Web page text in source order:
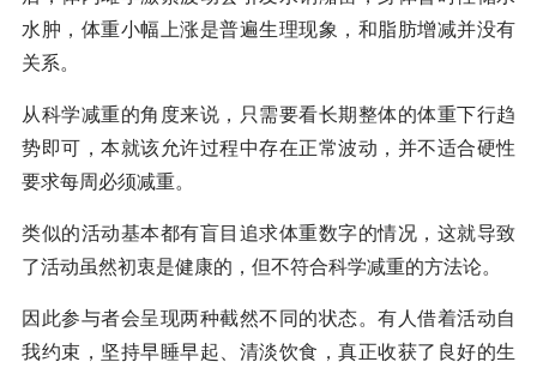
水肿，体重小幅上涨是普遍生理现象，和脂肪增减并没有
关系。
从科学减重的角度来说，只需要看长期整体的体重下行趋
势即可，本就该允许过程中存在正常波动，并不适合硬性
要求每周必须减重。
类似的活动基本都有盲目追求体重数字的情况，这就导致
了活动虽然初衷是健康的，但不符合科学减重的方法论。
因此参与者会呈现两种截然不同的状态。有人借着活动自
我约束，坚持早睡早起、清淡饮食，真正收获了良好的生